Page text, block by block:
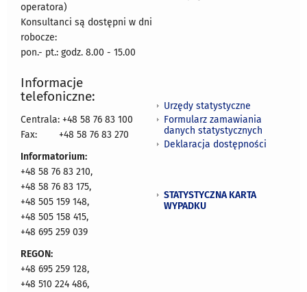
operatora)
Konsultanci są dostępni w dni
robocze:
pon.- pt.: godz. 8.00 - 15.00
Informacje
telefoniczne:
Centrala: +48 58 76 83 100
Fax:
+48 58 76 83 270
Informatorium:
+48 58 76 83 210,
+48 58 76 83 175,
+48 505 159 148,
+48 505 158 415,
+48 695 259 039
REGON:
+48 695 259 128,
+48 510 224 486,
Urzędy statystyczne
Formularz zamawiania
danych statystycznych
Deklaracja dostępności
STATYSTYCZNA KARTA
WYPADKU